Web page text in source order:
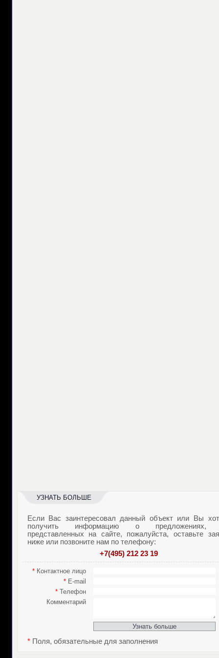
УЗНАТЬ БОЛЬШЕ
Если Вас заинтересовал данный объект или Вы
получить информацию о предложениях,
представленных на сайте, пожалуйста, оставьте
ниже или позвоните нам по телефону:
+7(495) 212 23 19
*Контактное лицо
*E-mail
*Телефон
Комментарий
*Поля, обязательные для заполнения